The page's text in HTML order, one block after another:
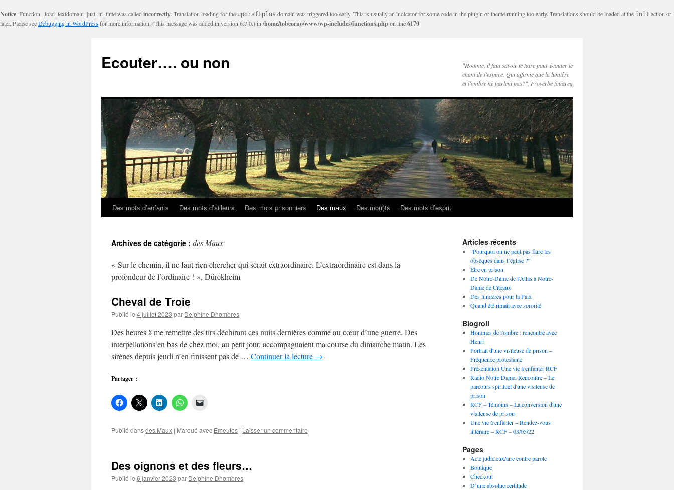
Notice: Function _load_textdomain_just_in_time was called incorrectly. Translation loading for the updraftplus domain was triggered too early. This is usually an indicator for some code in the plugin or theme running too early. Translations should be loaded at the init action or
later. Please seeDebugging in WordPressfor more information. (This message was added in version 6.7.0.) in /home/tobeorno/www/wp-includes/functions.phpon line6170
Ecouter…. ou non
"Homme, il faut savoir te taire pour écouter le
chant de l'espace. Qui affirme que la lumière
et l'ombre ne parlent pas?", Proverbe touareg
Aller
contenu
Des mots d’enfants Des mots d’ailleurs Des mots prisonniers Des maux Des mo(r)ts Des mots d’esprit
Archives de catégorie : des Maux
« Sur le chemin, il ne faut rien chercher qui serait extraordinaire. L’extraordinaire est dans la
profondeur de l’ordinaire ! », Dürckheim
Cheval de Troie
Publié le 4 juillet 2023 par Delphine Dhombres
Des heures à me remettre des tirs déchirant ces nuits dernières comme au cœur d’une guerre. Des
interpellations en bas de chez moi, au petit jour, accompagnaient ma course du dimanche matin. Les
sirènes depuis jeudi n’en finissent pas de … Continuer la lecture →
Partager :
Publié dansdes Maux | Marqué avec Emeutes | Laisser un commentaire
Des oignons et des fleurs…
Publié le 6 janvier 2023 par Delphine Dhombres
Articles récents
“Pourquoi on ne peut pas faire les
obsèques dans l’église ?”
Être en prison
De Notre-Dame de l’Atlas à Notre-
Dame de Cîteaux
Des lumières pour la Paix
Quand été rimait avec sororité
Blogroll
Hommes de l'ombre : rencontre avec
Henri
Portrait d'une visiteuse de prison –
Fréquence protestante
Présentation Une vie à enfanter RCF
Radio Notre Dame, Rencontre – Le
parcours spirituel d'une visiteuse de
prison
RCF – Témoins – La conversion d'une
visiteuse de prison
Une vie à enfanter – Rendez-vous
littéraire – RCF – 03/05/22
Pages
Acte judicieux/aire contre parole
Boutique
Checkout
D’une absolue certitude